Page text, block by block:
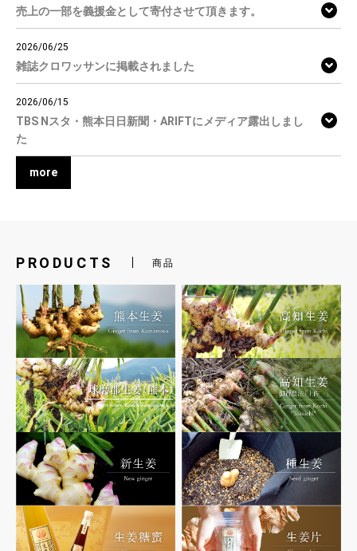
売上の一部を義援金として寄付させて頂きます。
2026/06/25
雑誌クロワッサンに掲載されました
2026/06/15
TBS Nスタ・熊本日日新聞・ARIFTにメディア露出しまし
た
more
PRODUCTS 商品